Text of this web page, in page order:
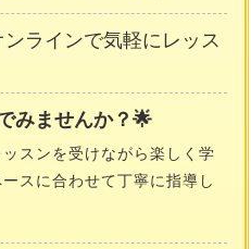
ラインで気軽にレッス
みませんか？🌟
スンを受けながら楽しく学
スに合わせて丁寧に指導し